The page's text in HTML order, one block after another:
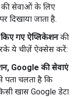
की सेवाओं के लिए
दिखाया जाता है.
गए ऐप्लिकेशनकी
ये चीज़ें ऐक्सेस करें:
Google की सेवाएं
चलता है कि
खास Google डेटा